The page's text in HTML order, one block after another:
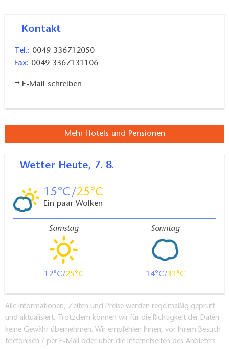
Kontakt
Tel.: 0049 336712050
Fax: 0049 3367131106
E-Mail schreiben
Mehr Hotels und Pensionen
Wetter Heute, 7. 8.
15 25
Ein paar Wolken
Samstag
12 25
Sonntag
14 31
Alle Informationen, Zeiten und Preise werden regelmäßig geprüft
und aktualisiert. Trotzdem können wir für die Richtigkeit der Daten
keine Gewähr übernehmen. Wir empfehlen Ihnen, vor Ihrem Besuch
telefonisch / per E-Mail oder über die Internetseiten des Anbieters